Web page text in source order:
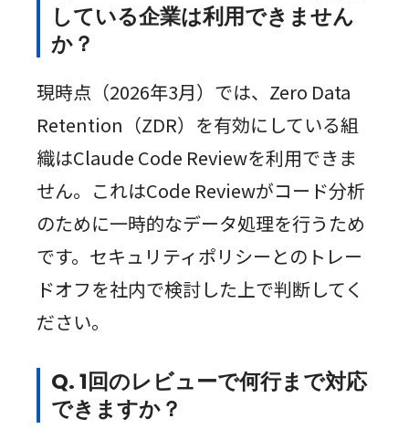
している企業は利用できません
か？
現時点（2026年3月）では、Zero Data
Retention（ZDR）を有効にしている組
織はClaude Code Reviewを利用できま
せん。これはCode Reviewがコード分析
のために一時的なデータ処理を行うため
です。セキュリティポリシーとのトレー
ドオフを社内で検討した上で判断してく
ださい。
Q. 1回のレビューで何行まで対応
できますか？